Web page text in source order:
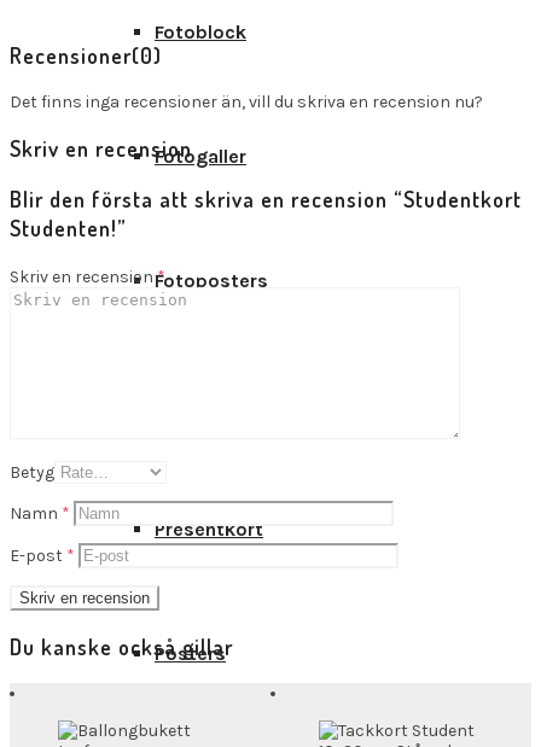
Fotoblock
Fotogaller
Fotoposters
Presentkort
Posters
Recensioner(0)
Det finns inga recensioner än, vill du skriva en recension nu?
Skriv en recension
Blir den första att skriva en recension “Studentkort
Studenten!”
Skriv en recension*
Betyg
Namn *
E-post *
Du kanske också gillar